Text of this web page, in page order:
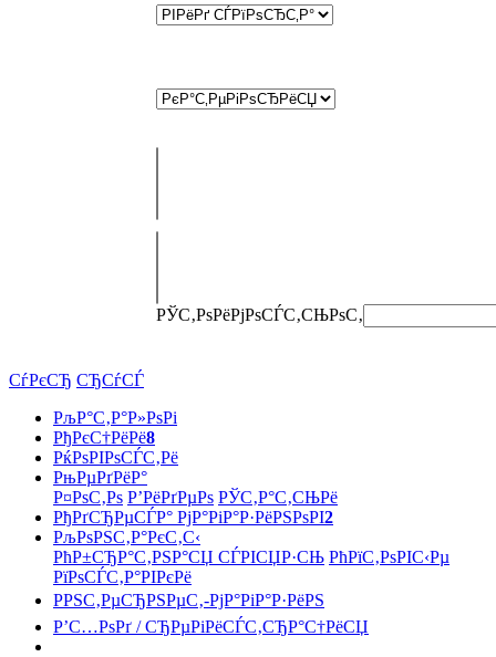
РЎС‚РѕРёРјРѕСЃС‚СЊРѕС‚
СѓРєСЂ СЂСѓСЃ
РљР°С‚Р°Р»РѕРі
РђРєС†РёРё8
РќРѕРІРѕСЃС‚Рё
РњРµРґРёР°
Р¤РѕС‚Рѕ Р’РёРґРµРѕ РЎС‚Р°С‚СЊРё
РђРґСЂРµСЃР° РјР°РіР°Р·РёРЅРѕРІ2
РљРѕРЅС‚Р°РєС‚С‹
РћР±СЂР°С‚РЅР°СЏ СЃРІСЏР·СЊ РћРїС‚РѕРІС‹Рµ
РїРѕСЃС‚Р°РІРєРё
РРЅС‚РµСЂРЅРµС‚-РјР°РіР°Р·РёРЅ
Р’С…РѕРґ / СЂРµРіРёСЃС‚СЂР°С†РёСЏ